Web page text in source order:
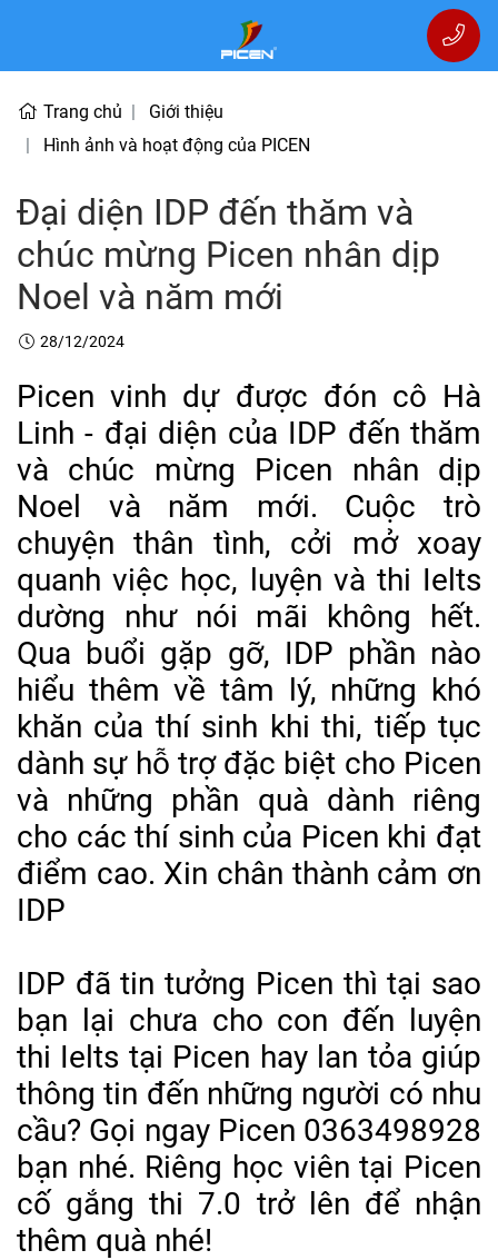
Trang chủ
Giới thiệu
Hình ảnh và hoạt động của PICEN
Đại diện IDP đến thăm và
chúc mừng Picen nhân dịp
Noel và năm mới
28/12/2024
Picen vinh dự được đón cô Hà
Linh - đại diện của IDP đến thăm
và chúc mừng Picen nhân dịp
Noel và năm mới. Cuộc trò
chuyện thân tình, cởi mở xoay
quanh việc học, luyện và thi Ielts
dường như nói mãi không hết.
Qua buổi gặp gỡ, IDP phần nào
hiểu thêm về tâm lý, những khó
khăn của thí sinh khi thi, tiếp tục
dành sự hỗ trợ đặc biệt cho Picen
và những phần quà dành riêng
cho các thí sinh của Picen khi đạt
điểm cao. Xin chân thành cảm ơn
IDP
IDP đã tin tưởng Picen thì tại sao
bạn lại chưa cho con đến luyện
thi Ielts tại Picen hay lan tỏa giúp
thông tin đến những người có nhu
cầu? Gọi ngay Picen 0363498928
bạn nhé. Riêng học viên tại Picen
cố gắng thi 7.0 trở lên để nhận
thêm quà nhé!